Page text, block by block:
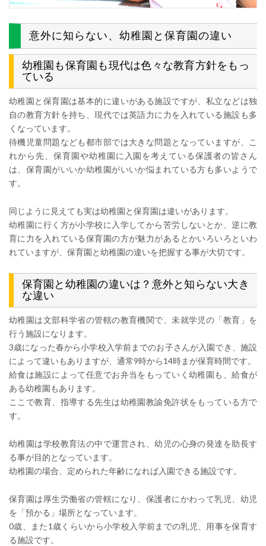
意外に知らない、幼稚園と保育園の違い
幼稚園も保育園も現代は色々な教育方針をもっ
ている
幼稚園と保育園は基本的に違いがある施設ですが、私立などは独
自の教育方針を持ち、現代では英語力に力を入れている施設も多
くなっています。
待機児童問題なども都市部では大きな問題となっていますが、こ
れから先、保育園や幼稚園に入園を考えている保護者の皆さん
は、保育園がいいか幼稚園がいいか悩まれている方も多いようで
す。
同じように見えても実は幼稚園と保育園は違いがあります。
幼稚園に行く方が小学校に入学してから苦労しないとか、逆に教
育に力を入れている保育園の方が魅力があるとかいろいろといわ
れていますが、保育園と幼稚園の違いを把握する事が大切です。
保育園と幼稚園の違いは？意外と知らない大き
な違い
幼稚園は文部科学省の管轄の教育機関で、未就学児の「教育」を
行う施設になります。
3歳になった春から小学校入学前までのお子さんが入園でき、施設
によって違いもありますが、通常9時から14時まが保育時間です。
給食は施設によって任意でお弁当をもっていく幼稚園も、給食が
ある幼稚園もあります。
ここで教育、指導する先生は幼稚園教諭免許状をもっている方で
す。
幼稚園は学校教育法の中で運営され、幼児の心身の発達を助長す
る事が目的となっています。
幼稚園の場合、定められた年齢になれば入園できる施設です。
保育園は厚生労働省の管轄になり、保護者にかわって乳児、幼児
を「預かる」場所となっています。
0歳、また1歳くらいから小学校入学前までの乳児、用事を保育す
る施設です。